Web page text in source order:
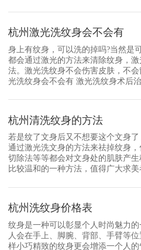
杭州激光洗纹身会不会有
身上有纹身，可以洗的掉吗?当然是
都会通过激光的方法来清除纹身，
法。激光洗纹身不会伤害皮肤，不
光洗纹身会不会有 激光洗纹身术后
杭州清洗纹身的方法
若是纹了文身后又不想要这个文身
通过激光洗文身的方法来祛掉纹身
切除法等等都会对文身处的肌肤产
比较温和的一种方法，值得广大求
杭州洗纹身价格表
纹身是一种可以彰显个人时尚魅力
人会在手上、脚腕、背部、手臂等
样小巧精致的纹身更会增添一个人